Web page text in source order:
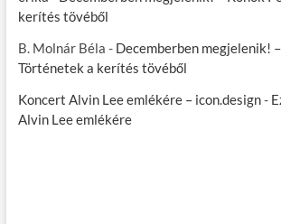
kerítés tövéből
B. Molnár Béla - Decemberben megjelenik!
Történetek a kerítés tövéből
Koncert Alvin Lee emlékére – icon.design-
Alvin Lee emlékére